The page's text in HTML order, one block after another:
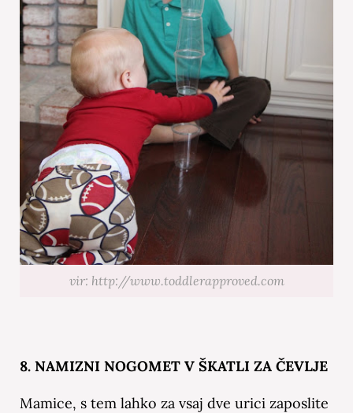
vir: http://www.toddlerapproved.com
8. NAMIZNI NOGOMET V ŠKATLI ZA ČEVLJE
Mamice, s tem lahko za vsaj dve urici zaposlite